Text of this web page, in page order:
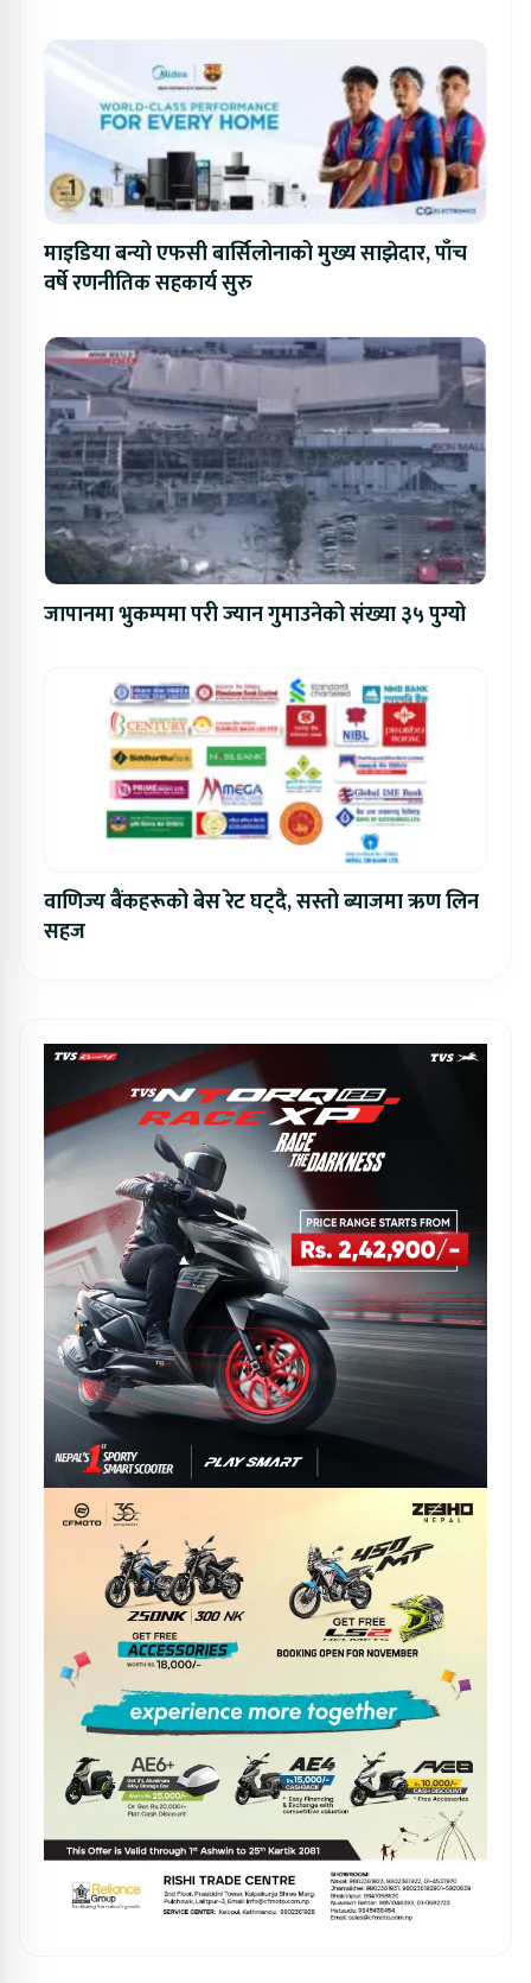
माइडिया बन्यो एफसी बार्सिलोनाको मुख्य साझेदार, पाँच
वर्षे रणनीतिक सहकार्य सुरु
जापानमा भुकम्पमा परी ज्यान गुमाउनेको संख्या ३५ पुग्यो
वाणिज्य बैंकहरूको बेस रेट घट्दै, सस्तो ब्याजमा ऋण लिन
सहज